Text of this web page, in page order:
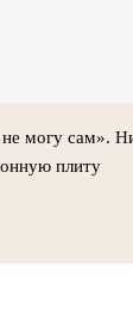
могу сам».
плиту